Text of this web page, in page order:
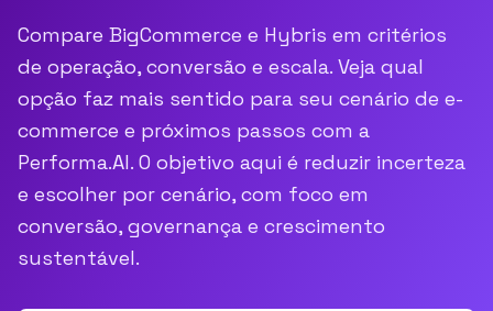
Compare BigCommerce e Hybris em critérios
de operação, conversão e escala. Veja qual
opção faz mais sentido para seu cenário de e-
commerce e próximos passos com a
Performa.AI. O objetivo aqui é reduzir incerteza
e escolher por cenário, com foco em
conversão, governança e crescimento
sustentável.